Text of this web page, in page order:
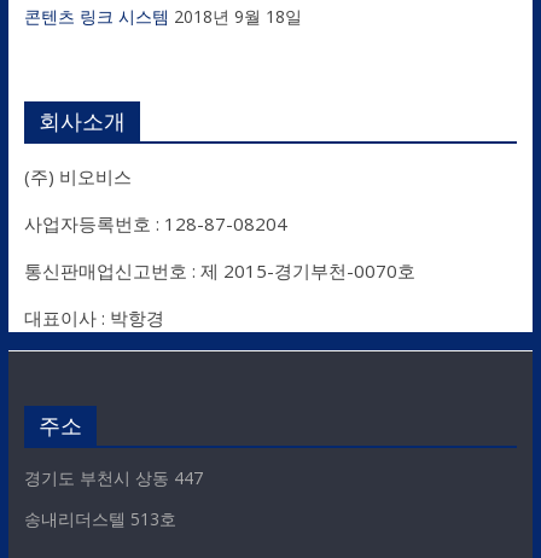
콘텐츠 링크 시스템 2018년 9월 18일
회사소개
(주) 비오비스
사업자등록번호 : 128-87-08204
통신판매업신고번호 : 제 2015-경기부천-0070호
대표이사 : 박항경
주소
경기도 부천시 상동 447
송내리더스텔 513호